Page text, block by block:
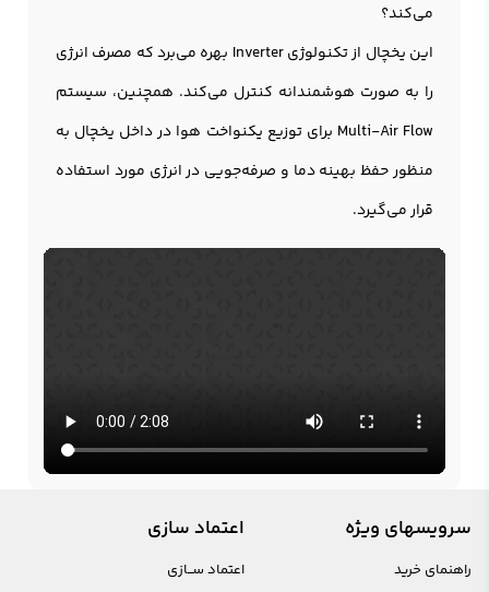
می‌کند؟
این یخچال از تکنولوژی Inverter بهره می‌برد که مصرف انرژی
را به صورت هوشمندانه کنترل می‌کند. همچنین، سیستم
Multi-Air Flow برای توزیع یکنواخت هوا در داخل یخچال به
منظور حفظ بهینه دما و صرفه‌جویی در انرژی مورد استفاده
قرار می‌گیرد.
سرویسهای ویژه
راهنمای خرید
اعتماد سازی
اعتماد ســازی